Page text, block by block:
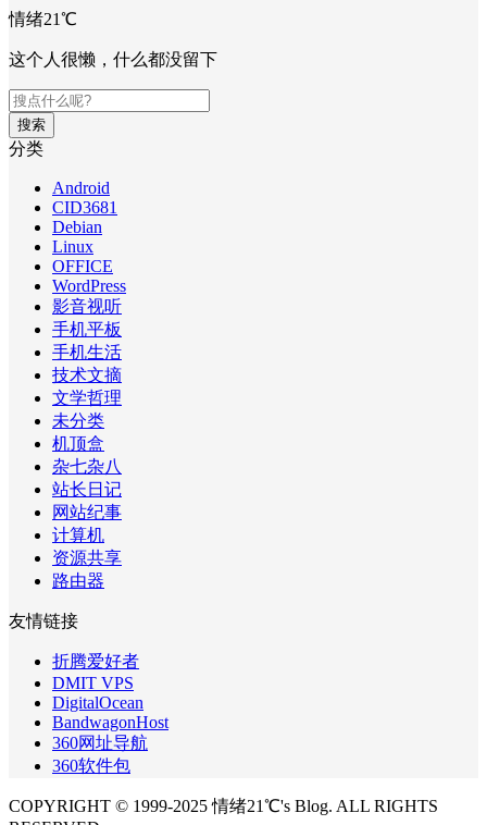
情绪21℃
这个人很懒，什么都没留下
搜索
分类
Android
CID3681
Debian
Linux
OFFICE
WordPress
影音视听
手机平板
手机生活
技术文摘
文学哲理
未分类
机顶盒
杂七杂八
站长日记
网站纪事
计算机
资源共享
路由器
友情链接
折腾爱好者
DMIT VPS
DigitalOcean
BandwagonHost
360网址导航
360软件包
COPYRIGHT © 1999-2025 情绪21℃'s Blog. ALL RIGHTS